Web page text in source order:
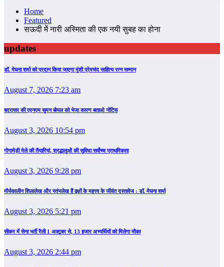
Home
Featured
सऊदी में नारी अस्मिता की एक नयी सुबह का होना
updates
डॉ. मेघना शर्मा को प्रदान किया जाएगा मुंशी प्रेमचंद साहित्य रत्न सम्‍मान
August 7, 2026 7:23 am
बदरासर की एएनएम सुमन बोयल को भेजा कारण बताओ नोटिस
August 3, 2026 10:54 pm
गोगामेड़ी मेले की तैयारियां, श्रद्धालुओं की सुविधा सर्वोच्च प्राथमिकता
August 3, 2026 9:28 pm
मौर्यकालीन शिलालेख और स्तंभलेख हैं वृक्षों के महत्त्व के जीवंत दस्तावेज : डॉ. मेघना शर्मा
August 3, 2026 5:21 pm
सीकर में सेना भर्ती रैली 1 अक्टूबर से, 13 हजार अभ्यर्थियों को मिलेगा मौका
August 3, 2026 2:44 pm